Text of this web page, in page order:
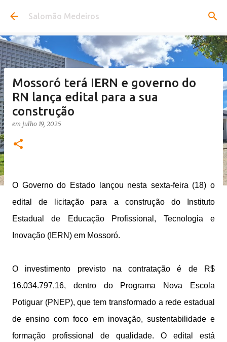
Pular para o conteúdo principal
Salomão Medeiros
Mossoró terá IERN e governo do
RN lança edital para a sua
construção
em julho 19, 2025
O Governo do Estado lançou nesta sexta-feira (18) o
edital de licitação para a construção do Instituto
Estadual de Educação Profissional, Tecnologia e
Inovação (IERN) em Mossoró.
O investimento previsto na contratação é de R$
16.034.797,16, dentro do Programa Nova Escola
Potiguar (PNEP), que tem transformado a rede estadual
de ensino com foco em inovação, sustentabilidade e
formação profissional de qualidade. O edital está